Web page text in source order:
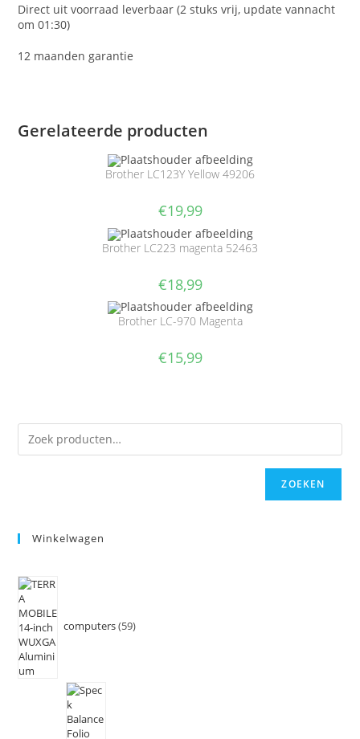
Direct uit voorraad leverbaar (2 stuks vrij, update vannacht
om 01:30)
12 maanden garantie
Gerelateerde producten
Brother LC123Y Yellow 49206
€19,99
Brother LC223 magenta 52463
€18,99
Brother LC-970 Magenta
€15,99
ZOEKEN
Winkelwagen
computers 59